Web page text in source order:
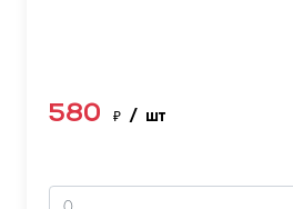
580 ₽ / шт